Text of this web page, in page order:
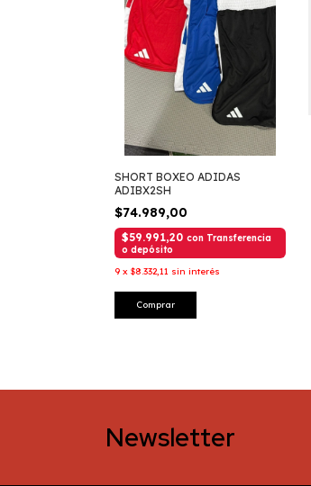
SHORT BOXEO ADIDAS
ADIBX2SH
$74.989,00
$59.991,20 con Transferencia
o depósito
9 x $8.332,11 sin interés
Comprar
Newsletter